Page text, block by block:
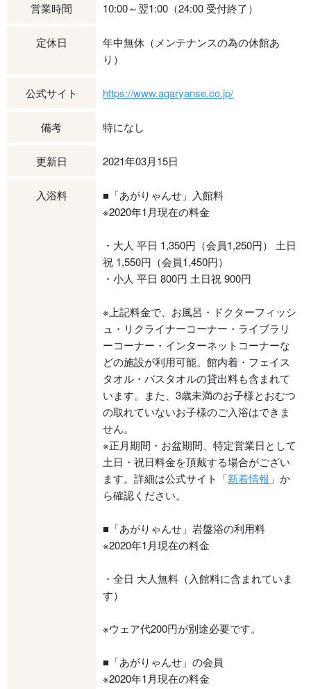
営業時間 10:00～翌1:00（24:00 受付終了）
定休日
年中無休（メンテナンスの為の休館あ
り）
公式サイト https://www.agaryanse.co.jp/
備考 特になし
更新日 2021年03月15日
入浴料
■「あがりゃんせ」入館料
※2020年1月現在の料金
・大人 平日 1,350円（会員1,250円） 土日
祝 1,550円（会員1,450円）
・小人 平日 800円 土日祝 900円
※上記料金で、お風呂・ドクターフィッシ
ュ・リクライナーコーナー・ライブラリ
ーコーナー・インターネットコーナーな
どの施設が利用可能。館内着・フェイス
タオル・バスタオルの貸出料も含まれて
います。また、3歳未満のお子様とおむつ
の取れていないお子様のご入浴はできま
せん。
※正月期間・お盆期間、特定営業日として
土日・祝日料金を頂戴する場合がござい
ます。詳細は公式サイト「新着情報 」か
ら確認ください。
■「あがりゃんせ」岩盤浴の利用料
※2020年1月現在の料金
・全日 大人無料（入館料に含まれていま
す）
※ウェア代200円が別途必要です。
■「あがりゃんせ」の会員
※2020年1月現在の料金